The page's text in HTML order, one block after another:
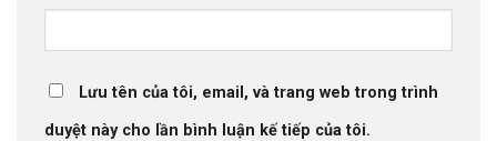
Lưu tên của tôi, email, và trang web trong trình
duyệt này cho lần bình luận kế tiếp của tôi.